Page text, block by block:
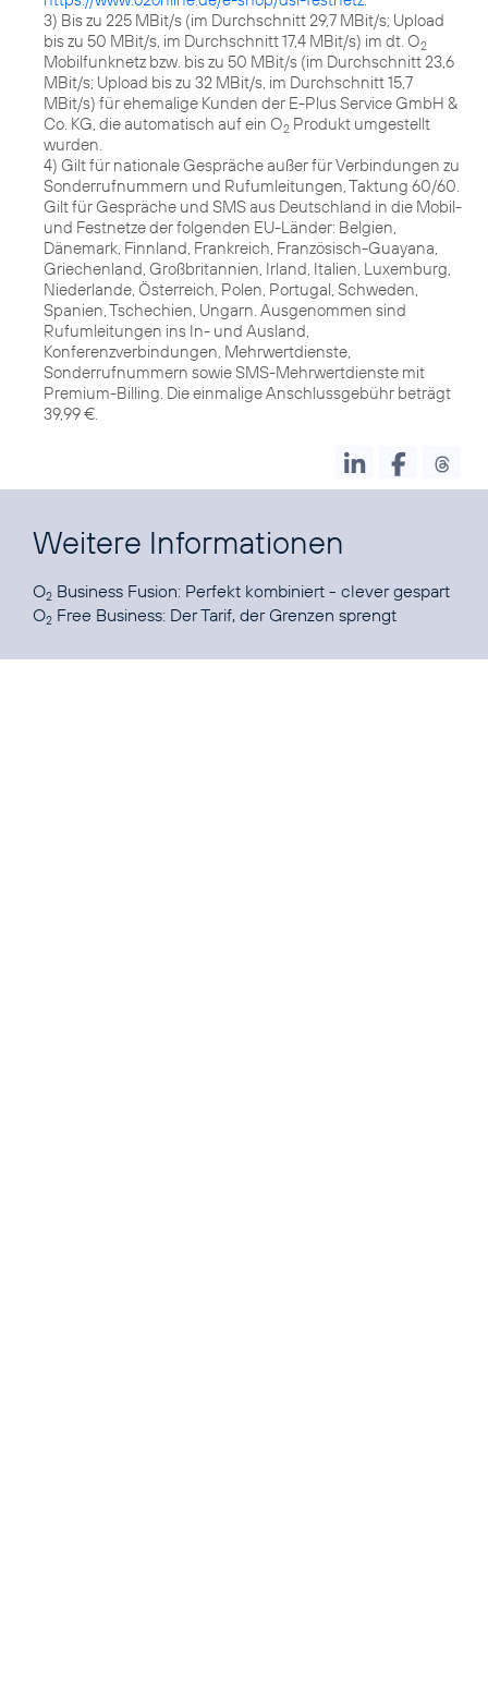
3) Bis zu 225 MBit/s (im Durchschnitt 29,7 MBit/s; Upload
bis zu 50 MBit/s, im Durchschnitt 17,4 MBit/s) im dt. O2
Mobilfunknetz bzw. bis zu 50 MBit/s (im Durchschnitt 23,6
MBit/s; Upload bis zu 32 MBit/s, im Durchschnitt 15,7
MBit/s) für ehemalige Kunden der E-Plus Service GmbH &
Co. KG, die automatisch auf ein O2 Produkt umgestellt
wurden.
4) Gilt für nationale Gespräche außer für Verbindungen zu
Sonderrufnummern und Rufumleitungen, Taktung 60/60.
Gilt für Gespräche und SMS aus Deutschland in die Mobil-
und Festnetze der folgenden EU-Länder: Belgien,
Dänemark, Finnland, Frankreich, Französisch-Guayana,
Griechenland, Großbritannien, Irland, Italien, Luxemburg,
Niederlande, Österreich, Polen, Portugal, Schweden,
Spanien, Tschechien, Ungarn. Ausgenommen sind
Rufumleitungen ins In- und Ausland,
Konferenzverbindungen, Mehrwertdienste,
Sonderrufnummern sowie SMS-Mehrwertdienste mit
Premium-Billing. Die einmalige Anschlussgebühr beträgt
39,99 €.
Weitere Informationen
O2 Business Fusion: Perfekt kombiniert - clever gespart
O2 Free Business: Der Tarif, der Grenzen sprengt